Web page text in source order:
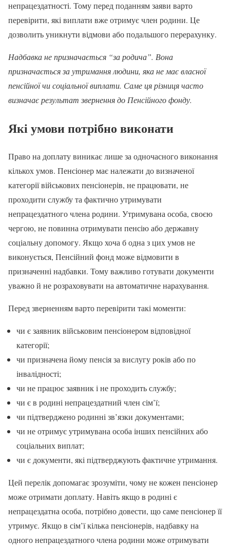
непрацездатності. Тому перед поданням заяви варто
перевірити, які виплати вже отримує член родини. Це
дозволить уникнути відмови або подальшого перерахунку.
Надбавка не призначається “за родича”. Вона
призначається за утримання людини, яка не має власної
пенсійної чи соціальної виплати. Саме ця різниця часто
визначає результат звернення до Пенсійного фонду.
Які умови потрібно виконати
Право на доплату виникає лише за одночасного виконання
кількох умов. Пенсіонер має належати до визначеної
категорії військових пенсіонерів, не працювати, не
проходити службу та фактично утримувати
непрацездатного члена родини. Утримувана особа, своєю
чергою, не повинна отримувати пенсію або державну
соціальну допомогу. Якщо хоча б одна з цих умов не
виконується, Пенсійний фонд може відмовити в
призначенні надбавки. Тому важливо готувати документи
уважно й не розраховувати на автоматичне нарахування.
Перед зверненням варто перевірити такі моменти:
чи є заявник військовим пенсіонером відповідної
категорії;
чи призначена йому пенсія за вислугу років або по
інвалідності;
чи не працює заявник і не проходить службу;
чи є в родині непрацездатний член сім’ї;
чи підтверджено родинні зв’язки документами;
чи не отримує утримувана особа інших пенсійних або
соціальних виплат;
чи є документи, які підтверджують фактичне утримання.
Цей перелік допомагає зрозуміти, чому не кожен пенсіонер
може отримати доплату. Навіть якщо в родині є
непрацездатна особа, потрібно довести, що саме пенсіонер її
утримує. Якщо в сім’ї кілька пенсіонерів, надбавку на
одного непрацездатного члена родини може отримувати